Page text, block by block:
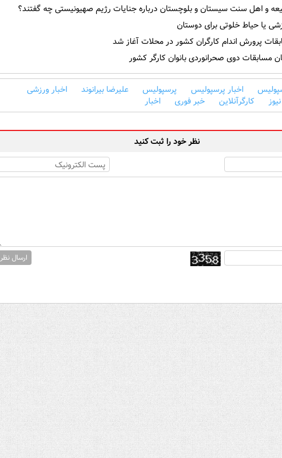
و اهل سنت سیستان و بلوچستان درباره جنایات رژیم صهیونیستی چه گفتند؟
یا حیاط خلوتی برای دوستان
پرورش اندام کارگران کشور در محلات آغاز شد
مسابقات دوی صحرانوردی بانوان کارگر کشور
اخبار پرسپولیس پرسپولیس علیرضا بیرانوند
اخبار ورزشی
کارگرآنلاین خبر فوری اخبار
نظر خود را ثبت کنید
ارسال نظر